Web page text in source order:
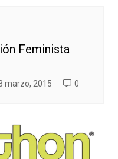
Feminista
marzo, 2015 0